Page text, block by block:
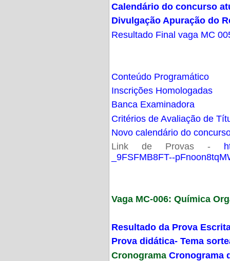
Calendário do concurso
Divulgação Apuração do
Resultado Final vaga MC
Conteúdo Programático
Inscrições Homologadas
Banca Examinadora
Critérios de Avaliação de
Novo calendário do
Link de Provas -
_9FSFMB8FT--
Vaga MC-006: Química
Resultado da Prova
Prova didática- Tema
Cronograma Cronograma